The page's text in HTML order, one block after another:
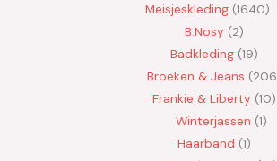
Meisjeskleding 1640
B.Nosy
2
Badkleding 19
Broeken & Jeans
206
Frankie & Liberty 10
Winterjassen 1
Haarband 1